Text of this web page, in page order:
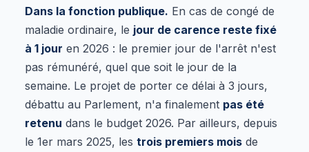
Dans la fonction publique. En cas de congé de
maladie ordinaire, le jour de carence reste fixé
à 1 jour en 2026 : le premier jour de l'arrêt n'est
pas rémunéré, quel que soit le jour de la
semaine. Le projet de porter ce délai à 3 jours,
débattu au Parlement, n'a finalement pas été
retenu dans le budget 2026. Par ailleurs, depuis
le 1er mars 2025, les trois premiers mois de